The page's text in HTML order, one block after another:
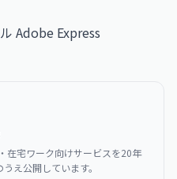
Adobe Express
在宅ワーク向けサービスを20年
え公開しています。